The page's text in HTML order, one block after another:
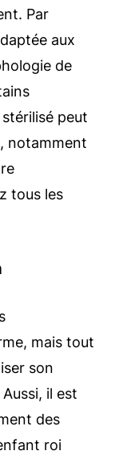
Par
aux
de
peut
notamment
tous les
mais tout
son
il est
des
roi